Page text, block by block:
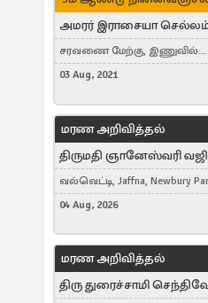
அமரர் இராசையா
சரவணை மேற்கு, இணுவில்
கிழக்கு
03 Aug, 2021
மரண அறிவித்தல்
திருமதி ஞானேஸ்வரி
வல்வெட்டி, Jaffna, Newbury
United Kingdom
04 Aug, 2026
மரண அறிவித்தல்
திரு துரைச்சாமி